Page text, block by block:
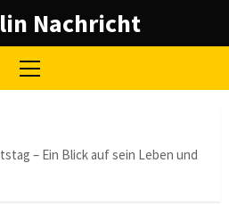
Nachricht
Primary
– Ein Blick auf sein Leben und